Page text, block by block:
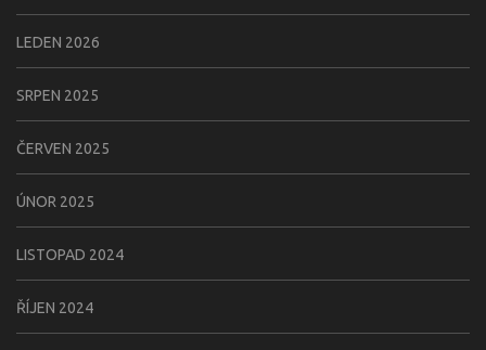
LEDEN 2026
SRPEN 2025
ČERVEN 2025
ÚNOR 2025
LISTOPAD 2024
ŘÍJEN 2024